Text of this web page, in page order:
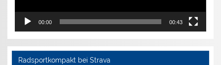
00:00 00:43
Radsportkompakt bei Strava